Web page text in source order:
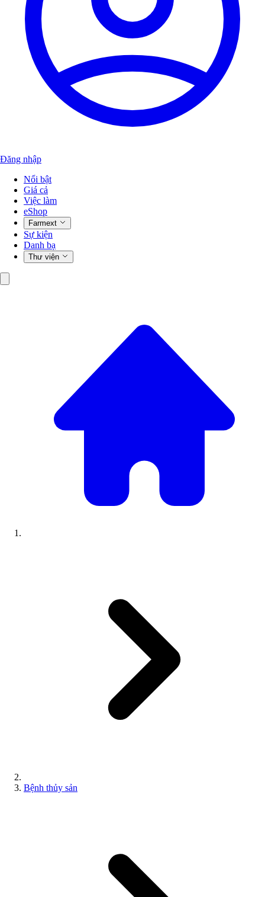
Đăng nhập
Nổi bật
Giá cả
Việc làm
eShop
Farmext
Sự kiện
Danh bạ
Thư viện
Bệnh thủy sản